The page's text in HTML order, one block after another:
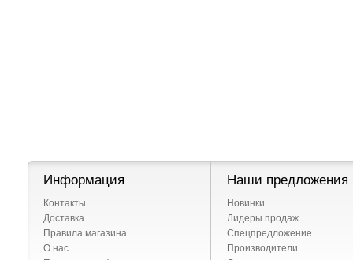
Информация
Контакты
Доставка
Правила магазина
О нас
Наши предложения
Новинки
Лидеры продаж
Спецпредложение
Производители